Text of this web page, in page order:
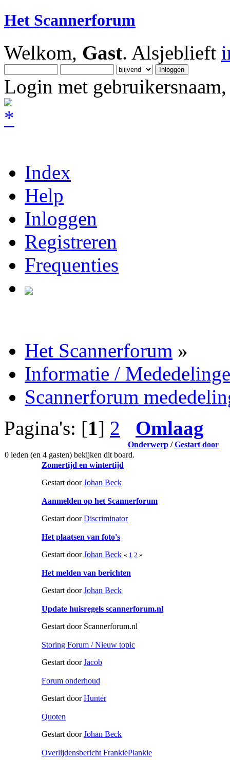
Het Scannerforum
Welkom, Gast. Alsjeblieft
Login met
Index
Help
Inloggen
Registreren
Frequenties
Het Scannerforum »
Informatie /
Scannerforum
Pagina's: [1] 2 Omlaag
Onderwerp/Gestart door
0 leden (en 4 gasten) bekijken dit board.
Zomertijd en wintertijd
Gestart doorJohan Beck
Aanmelden op het Scannerforum
Gestart doorDiscriminator
Het plaatsen van foto's
Gestart doorJohan Beck « 1 2 »
Het melden van berichten
Gestart doorJohan Beck
Update huisregels scannerforum.nl
Gestart door Scannerforum.nl
Storing Forum / Nieuw topic
Gestart doorJacob
Forum onderhoud
Gestart doorHunter
Quoten
Gestart doorJohan Beck
Overlijdensbericht FrankiePlankie